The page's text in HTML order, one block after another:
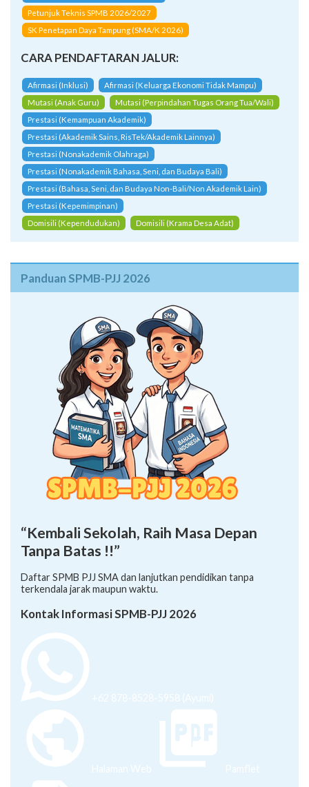
Petunjuk Teknis SPMB 2026/2027
SK Penetapan Daya Tampung (SMA/K 2026)
CARA PENDAFTARAN JALUR:
Afirmasi (Inklusi)
Afirmasi (Keluarga Ekonomi Tidak Mampu)
Mutasi (Anak Guru)
Mutasi (Perpindahan Tugas Orang Tua/Wali)
Prestasi (Kemampuan Akademik)
Prestasi (Akademik Sains, RisTek/Akademik Lainnya)
Prestasi (Nonakademik Olahraga)
Prestasi (Nonakademik Bahasa, Seni, dan Budaya Bali)
Prestasi (Bahasa, Seni, dan Budaya Non-Bali/Non Akademik Lain)
Prestasi (Kepemimpinan)
Domisili (Kependudukan)
Domisili (Krama Desa Adat)
Panduan SPMB-PJJ 2026
“Kembali Sekolah, Raih Masa Depan
Tanpa Batas !!”
Daftar SPMB PJJ SMA dan lanjutkan pendidikan tanpa
terkendala jarak maupun waktu.
Kontak Informasi SPMB-PJJ 2026
+62 878-8528-5958 (Ayumi)
Halaman Web Pamflet